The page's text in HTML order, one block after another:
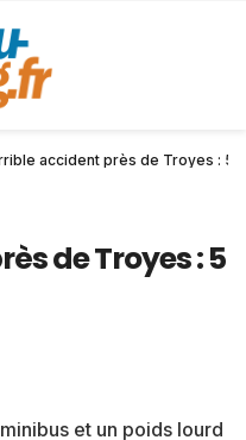
accident près de Troyes : 5
de Troyes : 5
et un poids lourd